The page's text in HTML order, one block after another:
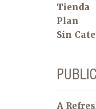
Tienda
Plan
Sin
A